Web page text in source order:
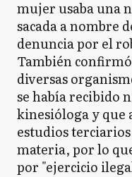
mujer usaba una
sacada a nombre
denuncia por el
También
diversas
se había recibido
kinesióloga y que
estudios
materia, por lo
por "ejercicio